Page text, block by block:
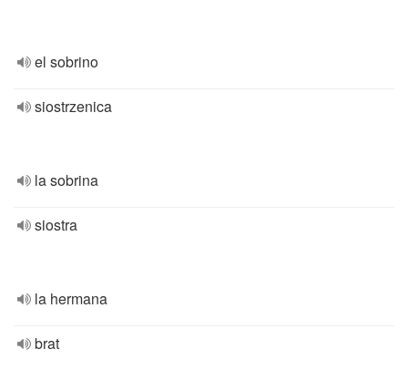
el sobrino
siostrzenica
la sobrina
siostra
la hermana
brat